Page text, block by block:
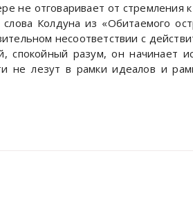
не отговаривает от
Колдуна из «Обитаемого
несоответствии с
спокойный разум, он начинает
не лезут в рамки идеалов и